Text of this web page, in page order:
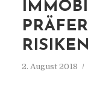
RISIKEN
2. August 2018